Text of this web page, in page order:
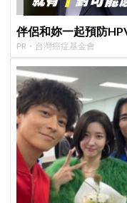
伴侶和妳一起預防
PR・台灣癌症基金會